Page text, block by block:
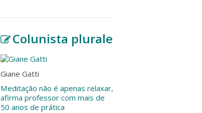
Colunista plurale
Giane Gatti
Meditação não é apenas relaxar,
afirma professor com mais de
50 anos de prática